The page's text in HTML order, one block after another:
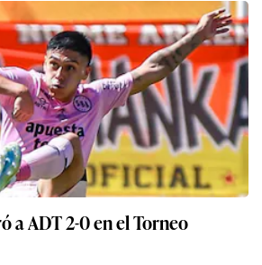
a ADT 2-0 en el Torneo